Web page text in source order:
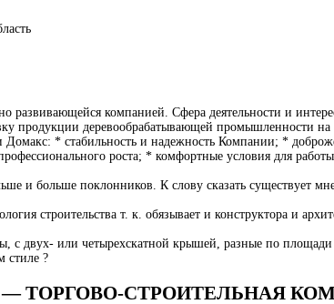
компанией. Сфера деятельности и
продукции деревообрабатывающей промышленности
* стабильность и надежность Компании; *
роста; * комфортные условия для
и больше поклонников. К слову сказать существует
строительства т. к. обязывает и конструктора и
с двух- или четырехскатной крышей, разные по
стиле ?
— ТОРГОВО-СТРОИТЕЛЬНАЯ